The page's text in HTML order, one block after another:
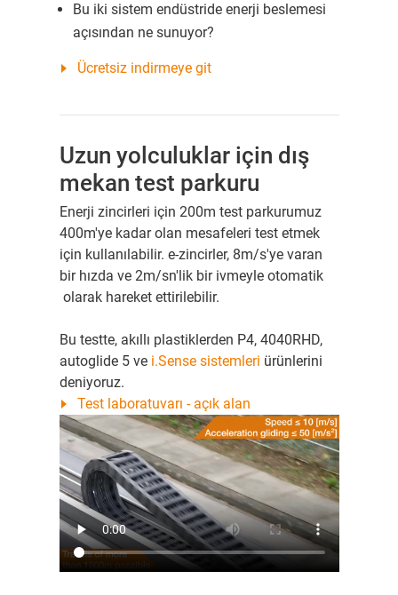
Bu iki sistem endüstride enerji beslemesi
açısından ne sunuyor?
Ücretsiz indirmeye git
Uzun yolculuklar için dış
mekan test parkuru
Enerji zincirleri için 200m test parkurumuz
400m'ye kadar olan mesafeleri test etmek
için kullanılabilir. e-zincirler, 8m/s'ye varan
bir hızda ve 2m/sn'lik bir ivmeyle otomatik
olarak hareket ettirilebilir.
Bu testte, akıllı plastiklerden P4, 4040RHD,
autoglide 5 ve i.Sense sistemleri ürünlerini
deniyoruz.
Test laboratuvarı - açık alan